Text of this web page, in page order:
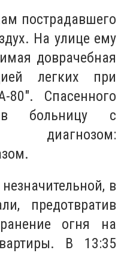
пострадавшего
На улице ему
доврачебная
легких при
80". Спасенного
в больницу с
диагнозом:
в
предотвратив
огня на
В 13:35